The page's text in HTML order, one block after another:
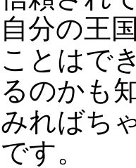
自分の王
ことはで
るのかも
みればち
です。